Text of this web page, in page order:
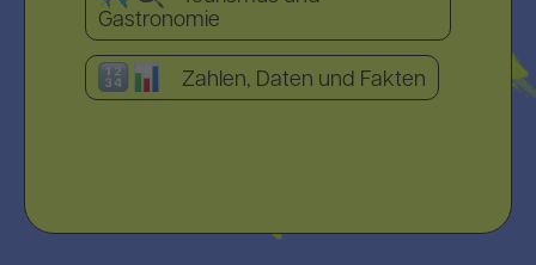
Gastronomie
Zahlen, Daten und Fakten